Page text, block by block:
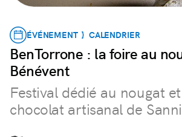
ÉVÉNEMENT } CALENDRIER
BenTorrone : la foire au
Bénévent
Festival dédié au nougat
chocolat artisanal de